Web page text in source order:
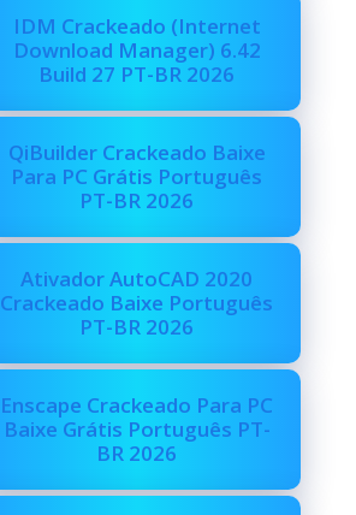
IDM Crackeado (Internet
Download Manager) 6.42
Build 27 PT-BR 2026
QiBuilder Crackeado Baixe
Para PC Grátis Português
PT-BR 2026
Ativador AutoCAD 2020
Crackeado Baixe Português
PT-BR 2026
Enscape Crackeado Para PC
Baixe Grátis Português PT-
BR 2026